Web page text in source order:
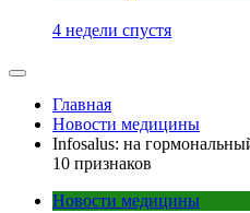
4 недели спустя
Главная
Новости медицины
Infosalus: на
10 признаков
Новости медицины